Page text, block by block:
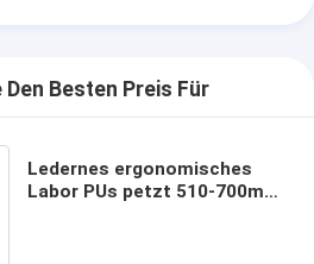
Den Besten Preis Für
Ledernes ergonomisches
Labor PUs petzt 510-700mm